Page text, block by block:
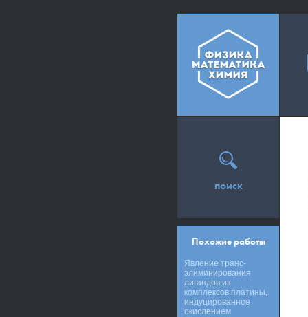
поиск
Похожие работы
Явление транс-
элиминирования
лигандов из
комплексов платины,
индуцированное
окислением